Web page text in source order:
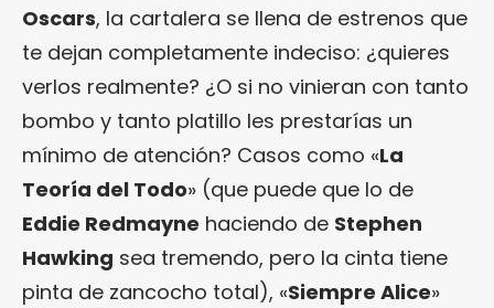
Oscars, la cartalera se llena de estrenos que
te dejan completamente indeciso: ¿quieres
verlos realmente? ¿O si no vinieran con tanto
bombo y tanto platillo les prestarías un
mínimo de atención? Casos como «La
Teoría del Todo» (que puede que lo de
Eddie Redmayne haciendo de Stephen
Hawking sea tremendo, pero la cinta tiene
pinta de zancocho total), «Siempre Alice»